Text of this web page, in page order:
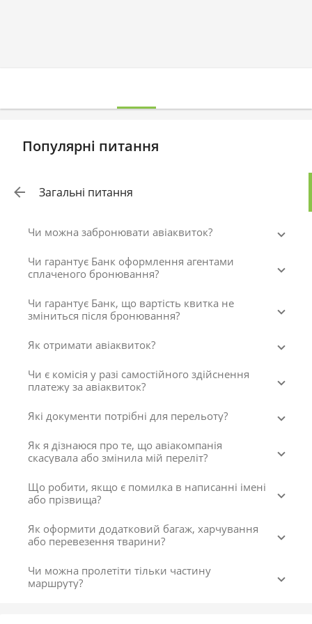
Популярні питання
Загальні питання
Чи можна забронювати авіаквиток?
Чи гарантує Банк оформлення агентами
сплаченого бронювання?
Чи гарантує Банк, що вартість квитка не
зміниться після бронювання?
Як отримати авіаквиток?
Чи є комісія у разі самостійного здійснення
платежу за авіаквиток?
Які документи потрібні для перельоту?
Як я дізнаюся про те, що авіакомпанія
скасувала або змінила мій переліт?
Що робити, якщо є помилка в написанні імені
або прізвища?
Як оформити додатковий багаж, харчування
або перевезення тварини?
Чи можна пролетіти тільки частину
маршруту?